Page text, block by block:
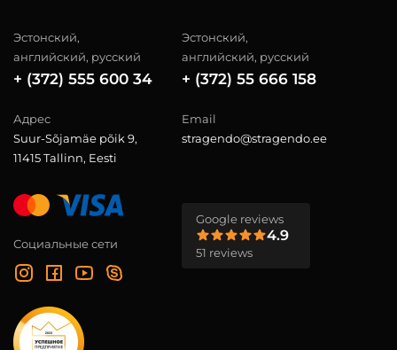
Эстонский,
английский, русский
+ (372) 555 600 34
Эстонский,
английский, русский
+ (372) 55 666 158
Адрес
Suur-Sõjamäe põik 9,
11415 Tallinn, Eesti
Email
stragendo@stragendo.ee
Социальные сети
Google reviews
4.9
51 reviews